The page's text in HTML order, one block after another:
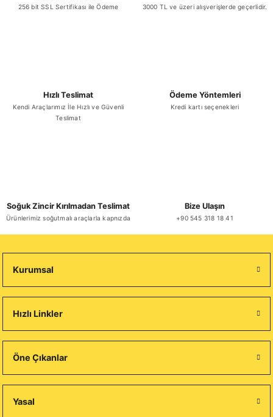
256 bit SSL Sertifikası ile Ödeme 3000 TL ve üzeri alışverişlerde geçerlidir.
Hızlı Teslimat
Kendi Araçlarımız İle Hızlı ve Güvenli
Teslimat
Ödeme Yöntemleri
Kredi kartı seçenekleri
Soğuk Zincir Kırılmadan Teslimat
Ürünlerimiz soğutmalı araçlarla kapnızda
Bize Ulaşın
+90 545 318 18 41
Kurumsal
Hızlı Linkler
Öne Çıkanlar
Yasal